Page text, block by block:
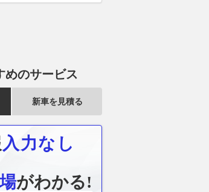
も復
ヘッドレストファン
めのサービス
新車を見積る
入力なし
がわかる!